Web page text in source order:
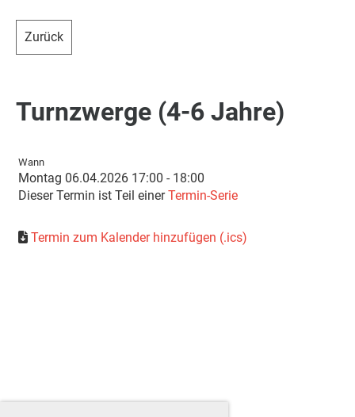
Zurück
Turnzwerge (4-6 Jahre)
Wann
Montag 06.04.2026 17:00 - 18:00
Dieser Termin ist Teil einerTermin-Serie
Termin zum Kalender hinzufügen (.ics)